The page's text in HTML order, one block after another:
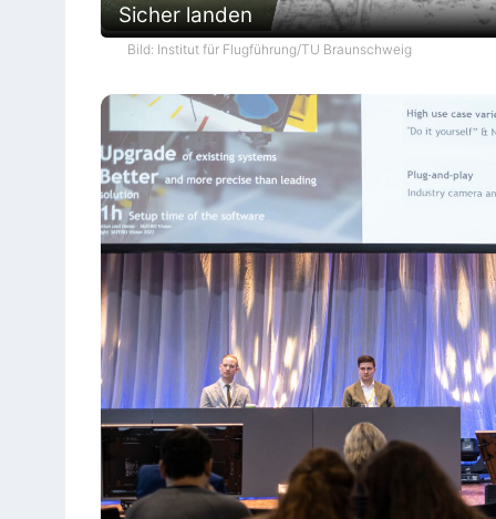
Sicher landen
Bild: Institut für Flugführung/TU Braunschweig